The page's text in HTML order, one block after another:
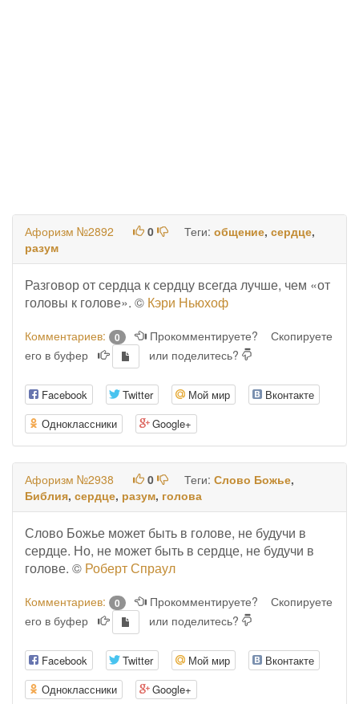
Афоризм №2892 0 Теги: общение, сердце,
разум
Разговор от сердца к сердцу всегда лучше, чем «от
головы к голове». © Кэри Ньюхоф
Комментариев: 0 Прокомментируете?
Скопируете
его в буфер
или поделитесь?
Facebook Twitter Мой мир
Вконтакте
Одноклассники
Google+
Афоризм №2938 0 Теги: Слово Божье,
Библия, сердце, разум, голова
Слово Божье может быть в голове, не будучи в
сердце. Но, не может быть в сердце, не будучи в
голове. © Роберт Спраул
Комментариев: 0 Прокомментируете?
Скопируете
его в буфер
или поделитесь?
Facebook Twitter Мой мир
Вконтакте
Одноклассники
Google+